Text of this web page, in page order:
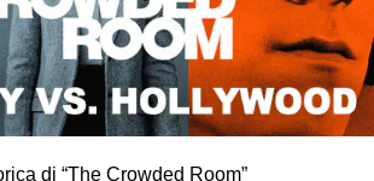
di “The Crowded Room”